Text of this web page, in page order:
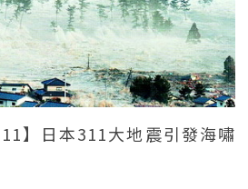
】日本311大地震引發海嘯